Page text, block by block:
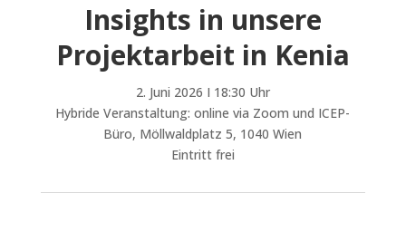
Insights in unsere
Projektarbeit in Kenia
2. Juni 2026 I 18:30 Uhr
Hybride Veranstaltung: online via Zoom und ICEP-
Büro, Möllwaldplatz 5, 1040 Wien
Eintritt frei